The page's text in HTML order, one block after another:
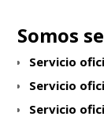
Somos
Servicio
Servicio
Servicio